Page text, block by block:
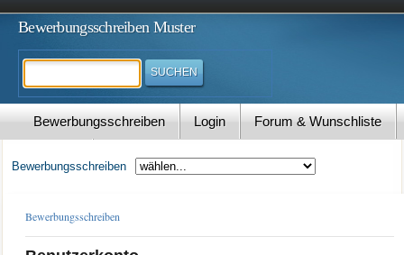
Bewerbungsschreiben Muster
Suchen
Bewerbungsschreiben Login Forum & Wunschliste
Bewerbungsschreiben
Bewerbungsschreiben